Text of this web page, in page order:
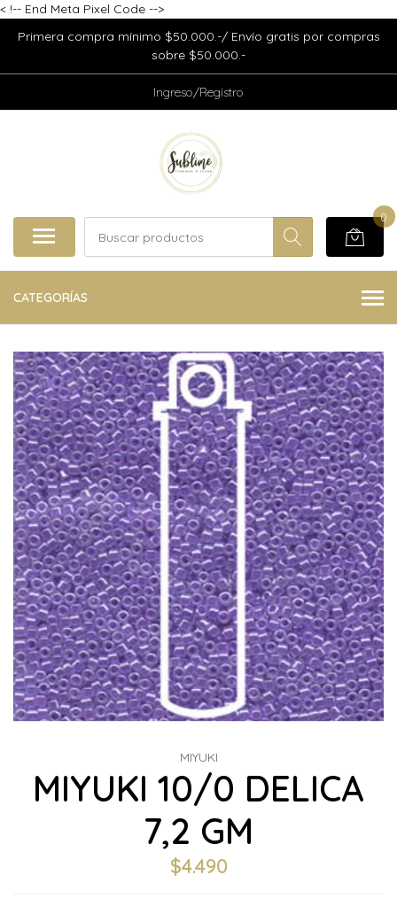
< !-- End Meta Pixel Code -->
Primera compra mínimo $50.000.-/ Envío gratis por compras
sobre $50.000.-
Ingreso/Registro
0
CATEGORÍAS
MIYUKI
MIYUKI 10/0 DELICA
7,2 GM
$4.490